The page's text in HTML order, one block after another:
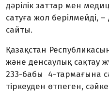
дәрілік заттар мен
сатуға жол берілмейді,
сайты.
Қазақстан
және денсаулық сақтау
233-бабы 4-тармағына
тіркеуден өтпеген,